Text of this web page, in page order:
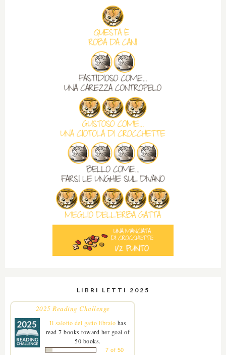
LIBRI LETTI 2025
2025 Reading Challenge
Il salotto del gatto libraio has
read 7 books toward her goal of
50 books.
7 of 50